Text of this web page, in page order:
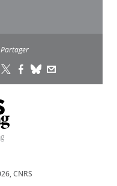
Partager
CNRS
les